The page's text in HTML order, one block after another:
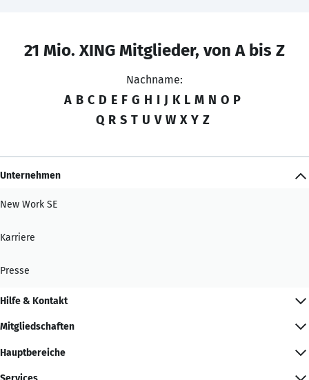
21 Mio. XING Mitglieder, von A bis Z
Nachname:
A B C D E F G H I J K L M N O P
Q R S T U V W X Y Z
Unternehmen
New Work SE
Karriere
Presse
Hilfe & Kontakt
Mitgliedschaften
Hauptbereiche